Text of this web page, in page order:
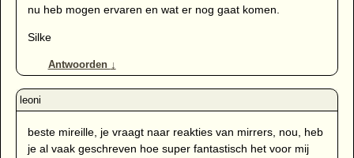
nu heb mogen ervaren en wat er nog gaat komen.
Silke
Antwoorden ↓
beste mireille, je vraagt naar reakties van mirrers, nou, heb
je al vaak geschreven hoe super fantastisch het voor mij